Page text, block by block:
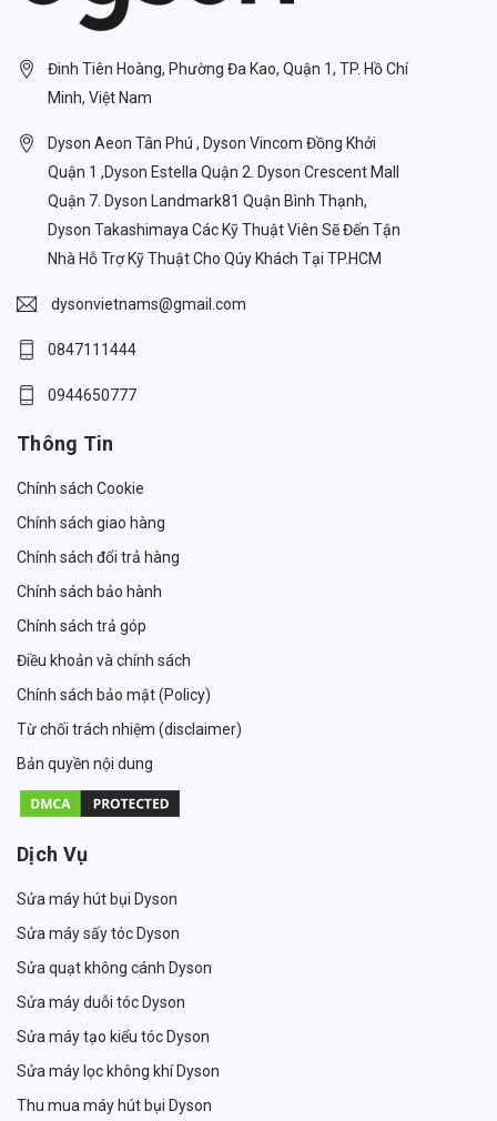
Đinh Tiên Hoàng, Phường Đa Kao, Quận 1, TP. Hồ Chí
Minh, Việt Nam
Dyson Aeon Tân Phú , Dyson Vincom Đồng Khởi
Quận 1 ,Dyson Estella Quận 2. Dyson Crescent Mall
Quận 7. Dyson Landmark81 Quận Bình Thạnh,
Dyson Takashimaya Các Kỹ Thuật Viên Sẽ Đến Tận
Nhà Hỗ Trợ Kỹ Thuật Cho Qúy Khách Tại TP.HCM
dysonvietnams@gmail.com
0847111444
0944650777
Thông Tin
Chính sách Cookie
Chính sách giao hàng
Chính sách đổi trả hàng
Chính sách bảo hành
Chính sách trả góp
Điều khoản và chính sách
Chính sách bảo mật (Policy)
Từ chối trách nhiệm (disclaimer)
Bản quyền nội dung
Dịch Vụ
Sửa máy hút bụi Dyson
Sửa máy sấy tóc Dyson
Sửa quạt không cánh Dyson
Sửa máy duỗi tóc Dyson
Sửa máy tạo kiểu tóc Dyson
Sửa máy lọc không khí Dyson
Thu mua máy hút bụi Dyson